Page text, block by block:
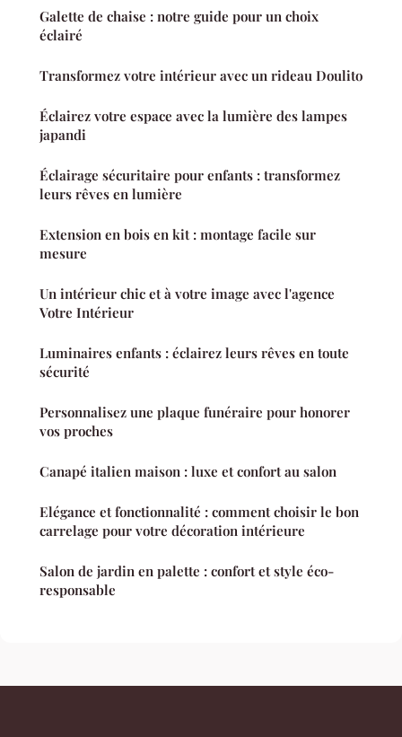
Galette de chaise : notre guide pour un choix
éclairé
Transformez votre intérieur avec un rideau Doulito
Éclairez votre espace avec la lumière des lampes
japandi
Éclairage sécuritaire pour enfants : transformez
leurs rêves en lumière
Extension en bois en kit : montage facile sur
mesure
Un intérieur chic et à votre image avec l'agence
Votre Intérieur
Luminaires enfants : éclairez leurs rêves en toute
sécurité
Personnalisez une plaque funéraire pour honorer
vos proches
Canapé italien maison : luxe et confort au salon
Elégance et fonctionnalité : comment choisir le bon
carrelage pour votre décoration intérieure
Salon de jardin en palette : confort et style éco-
responsable